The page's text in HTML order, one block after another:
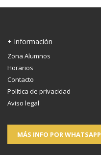
+ Información
Zona Alumnos
Horarios
Contacto
Política de privacidad
Aviso legal
MÁS INFO POR WHATSAPP